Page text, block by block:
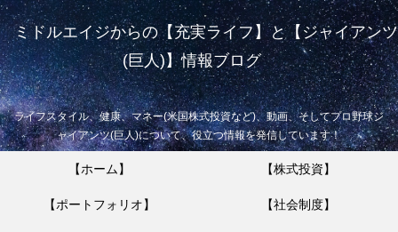
ミドルエイジからの【充実ライフ】と【ジャイアンツ
(巨人)】情報ブログ
ライフスタイル、健康、マネー(米国株式投資など)、動画、そしてプロ野球ジ
ャイアンツ(巨人)について、役立つ情報を発信しています！
【ホーム】 【株式投資】
【ポートフォリオ】 【社会制度】